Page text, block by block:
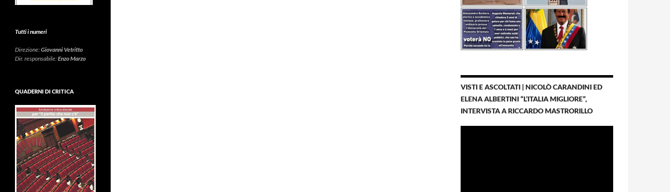
VISTI E ASCOLTATI | NICOLÒ CARANDINI ED
ELENA ALBERTINI “L’ITALIA MIGLIORE”,
INTERVISTA A RICCARDO MASTRORILLO
Tutti i numeri
Direzione:Giovanni Vetritto
Dir. responsabile:Enzo Marzo
QUADERNI DI CRITICA